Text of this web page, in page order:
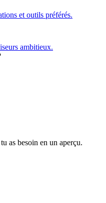
et outils préférés.
ambitieux.
as besoin en un aperçu.